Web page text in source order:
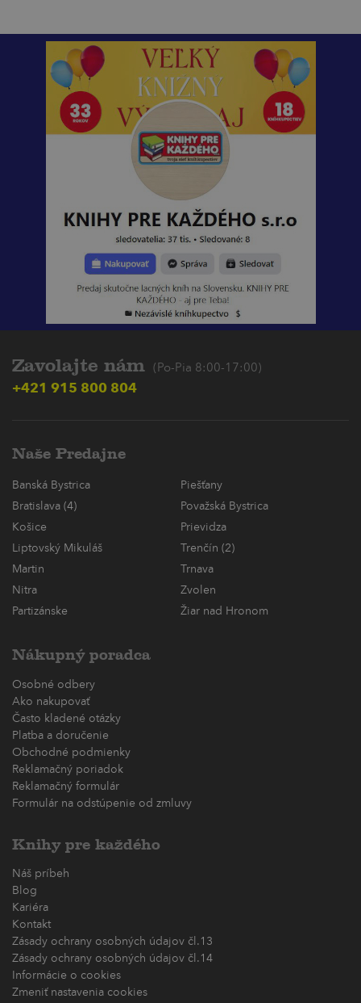
Zavolajte nám (Po-Pia 8:00-17:00)
+421 915 800 804
Naše Predajne
Banská Bystrica
Piešťany
Bratislava (4)
Považská Bystrica
Košice
Prievidza
Liptovský Mikuláš
Trenčín (2)
Martin
Trnava
Nitra
Zvolen
Partizánske
Žiar nad Hronom
Nákupný poradca
Osobné odbery
Ako nakupovať
Často kladené otázky
Platba a doručenie
Obchodné podmienky
Reklamačný poriadok
Reklamačný formulár
Formulár na odstúpenie od zmluvy
Knihy pre každého
Náš príbeh
Blog
Kariéra
Kontakt
Zásady ochrany osobných údajov čl.13
Zásady ochrany osobných údajov čl.14
Informácie o cookies
Zmeniť nastavenia cookies